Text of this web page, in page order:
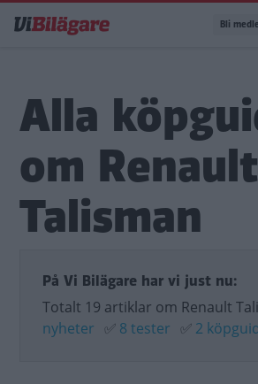
till
Bli
Alla
om Renault
Talisman
På Vi Bilägare har vi just nu:
Totalt 19 artiklar om Renault
nyheter ✅ 8 tester ✅ 2